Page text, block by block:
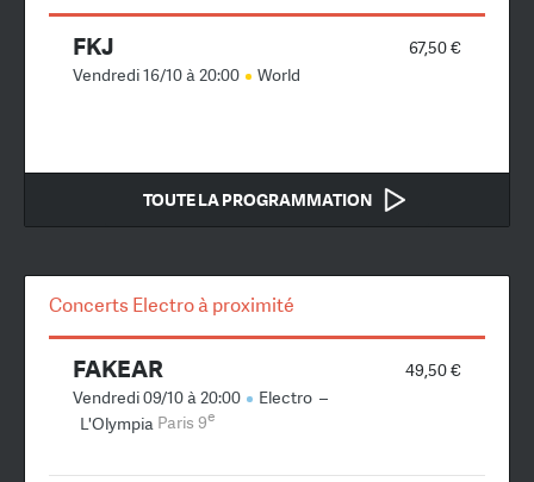
67,50 €
FKJ
Vendredi 16/10 à 20:00 World
TOUTE LA PROGRAMMATION
Concerts Electro à proximité
49,50 €
FAKEAR
Vendredi 09/10 à 20:00 Electro –
L'Olympia Paris 9e